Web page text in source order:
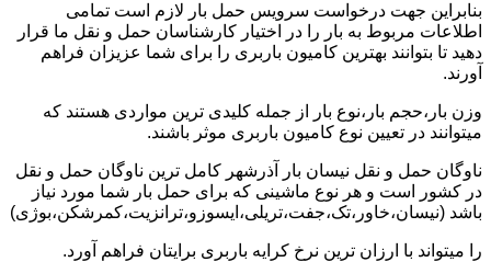
بنابراین جهت درخواست سرویس حمل بار لازم است تمامی
اطلاعات مربوط به بار را در اختیار کارشناسان حمل و نقل ما قرار
دهید تا بتوانند بهترین کامیون باربری را برای شما عزیزان فراهم
آورند.
وزن بار،حجم بار،نوع بار از جمله کلیدی ترین مواردی هستند که
میتوانند در تعیین نوع کامیون باربری موثر باشند.
ناوگان حمل و نقل نیسان بار آذرشهر کامل ترین ناوگان حمل و نقل
در کشور است و هر نوع ماشینی که برای حمل بار شما مورد نیاز
باشد (نیسان،خاور،تک،جفت،تریلی،ایسوزو،ترانزیت،کمرشکن،بوژی)
را میتواند با ارزان ترین نرخ کرایه باربری برایتان فراهم آورد.